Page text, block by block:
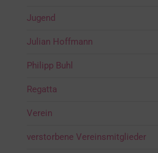
Jugend
Julian Hoffmann
Philipp Buhl
Regatta
Verein
verstorbene Vereinsmitglieder